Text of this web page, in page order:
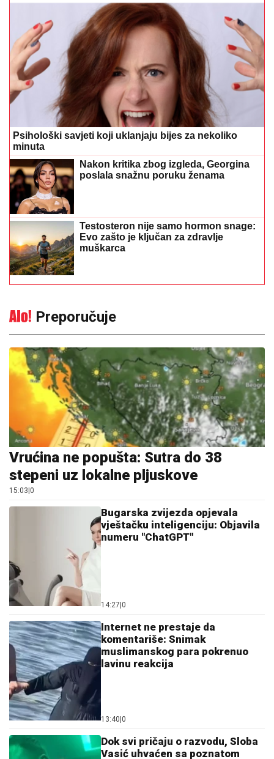
Psihološki savjeti koji uklanjaju bijes za nekoliko
minuta
Nakon kritika zbog izgleda, Georgina
poslala snažnu poruku ženama
Testosteron nije samo hormon snage:
Evo zašto je ključan za zdravlje
muškarca
Preporučuje
Vrućina ne popušta: Sutra do 38
stepeni uz lokalne pljuskove
15:03 0
Bugarska zvijezda opjevala
vještačku inteligenciju: Objavila
numeru "ChatGPT"
14:27 0
Internet ne prestaje da
komentariše: Snimak
muslimanskog para pokrenuo
lavinu reakcija
13:40 0
Dok svi pričaju o razvodu, Sloba
Vasić uhvaćen sa poznatom